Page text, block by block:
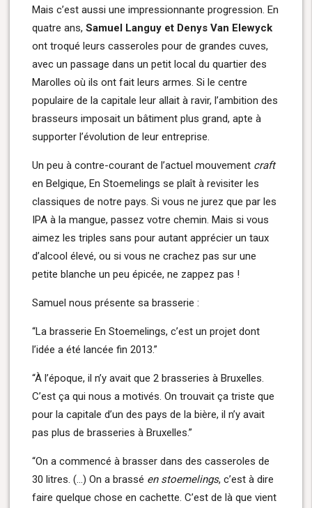
Mais c’est aussi une impressionnante progression. En
quatre ans, Samuel Languy et Denys Van Elewyck
ont troqué leurs casseroles pour de grandes cuves,
avec un passage dans un petit local du quartier des
Marolles où ils ont fait leurs armes. Si le centre
populaire de la capitale leur allait à ravir, l’ambition des
brasseurs imposait un bâtiment plus grand, apte à
supporter l’évolution de leur entreprise.
Un peu à contre-courant de l’actuel mouvement craft
en Belgique, En Stoemelings se plaît à revisiter les
classiques de notre pays. Si vous ne jurez que par les
IPA à la mangue, passez votre chemin. Mais si vous
aimez les triples sans pour autant apprécier un taux
d’alcool élevé, ou si vous ne crachez pas sur une
petite blanche un peu épicée, ne zappez pas !
Samuel nous présente sa brasserie :
“La brasserie En Stoemelings, c’est un projet dont
l’idée a été lancée fin 2013.”
“À l’époque, il n’y avait que 2 brasseries à Bruxelles.
C’est ça qui nous a motivés. On trouvait ça triste que
pour la capitale d’un des pays de la bière, il n’y avait
pas plus de brasseries à Bruxelles.”
“On a commencé à brasser dans des casseroles de
30 litres. (…) On a brassé en stoemelings, c’est à dire
faire quelque chose en cachette. C’est de là que vient